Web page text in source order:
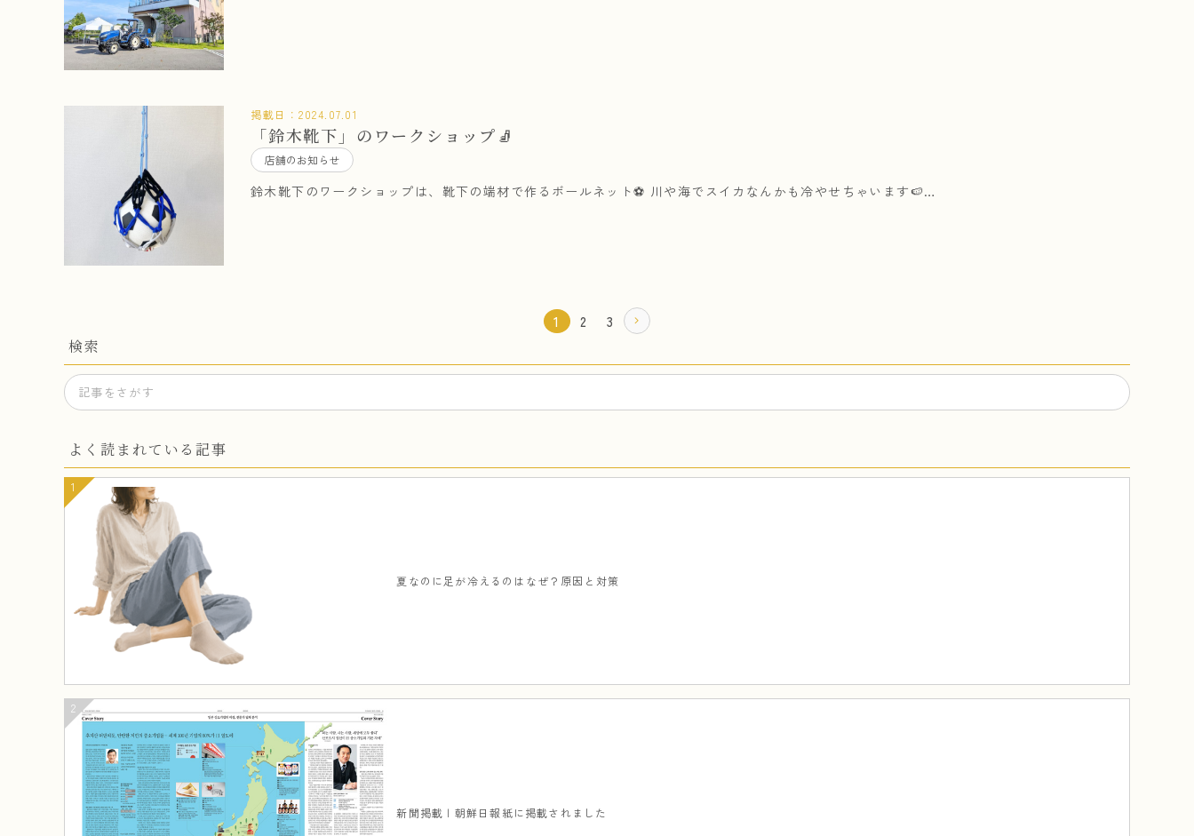
掲載日： 2024.07.01
「鈴木靴下」のワークショップ🧦
店舗のお知らせ
鈴木靴下のワークショップは、靴下の端材で作るボールネット⚽ 川や海でスイカなんかも冷やせちゃいます🍉…
1 2 3
検索
よく読まれている記事
夏なのに足が冷えるのはなぜ？原因と対策
新聞掲載 | 朝鮮日報紙に掲載されました